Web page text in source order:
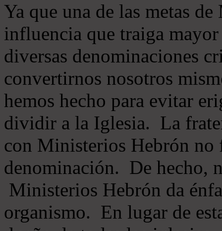
Ya que una de las metas
influencia que traiga
diversas denominaciones
convertirnos nosotros
hemos hecho para evitar
dividir a la Iglesia. La
con Ministerios Hebrón no
denominación. De hecho,
Ministerios Hebrón da
organismo. En lugar de